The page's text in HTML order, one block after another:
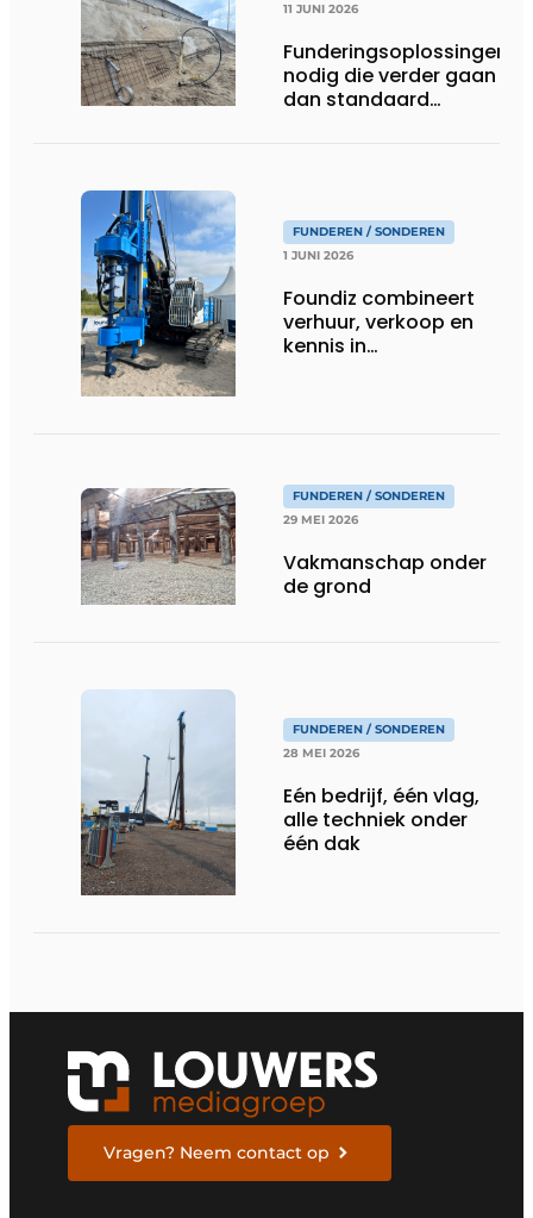
11 JUNI 2026
Funderingsoplossingen
nodig die verder gaan
dan standaard
FUNDEREN / SONDEREN
1 JUNI 2026
Foundiz combineert
verhuur, verkoop en
kennis in
FUNDEREN / SONDEREN
29 MEI 2026
Vakmanschap onder
de grond
FUNDEREN / SONDEREN
28 MEI 2026
Eén bedrijf, één vlag,
alle techniek onder
één dak
Vragen? Neem contact op